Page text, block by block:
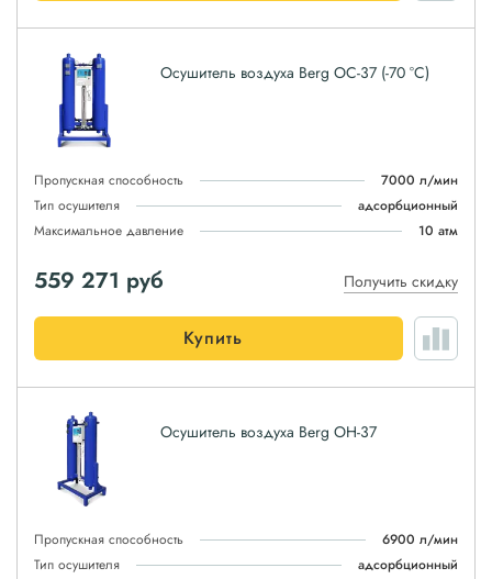
Осушитель воздуха Berg ОС-37 (-70 °С)
Пропускная способность
7000 л/мин
Тип осушителя
адсорбционный
Максимальное давление
10 атм
559 271 руб Получить скидку
Купить
Осушитель воздуха Berg ОН-37
Пропускная способность
6900 л/мин
Тип осушителя
адсорбционный